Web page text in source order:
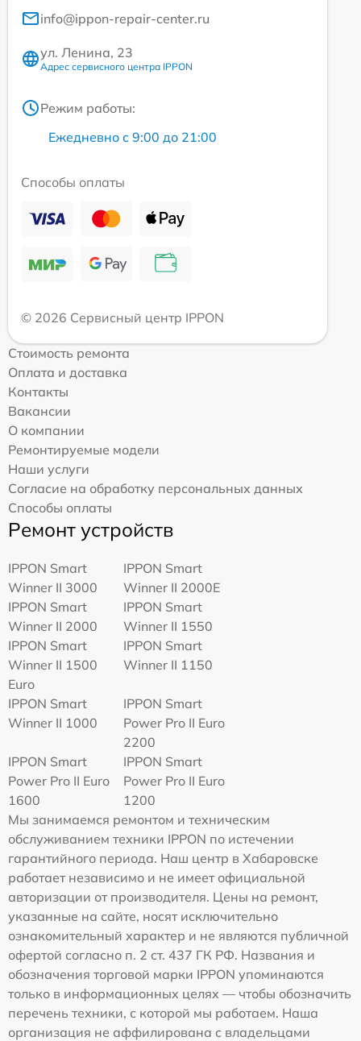
info@ippon-repair-center.ru
ул. Ленина, 23
Адрес сервисного центра IPPON
Режим работы:
Ежедневно с 9:00 до 21:00
Способы оплаты
© 2026 Сервисный центр IPPON
Стоимость ремонта
Оплата и доставка
Контакты
Вакансии
О компании
Ремонтируемые модели
Наши услуги
Согласие на обработку персональных данных
Способы оплаты
Ремонт устройств
IPPON Smart
Winner II 3000
IPPON Smart
Winner II 2000E
IPPON Smart
Winner II 2000
IPPON Smart
Winner II 1550
IPPON Smart
Winner II 1500
Euro
IPPON Smart
Winner II 1150
IPPON Smart
Winner II 1000
IPPON Smart
Power Pro II Euro
2200
IPPON Smart
Power Pro II Euro
1600
IPPON Smart
Power Pro II Euro
1200
Мы занимаемся ремонтом и техническим
обслуживанием техники IPPON по истечении
гарантийного периода. Наш центр в Хабаровске
работает независимо и не имеет официальной
авторизации от производителя. Цены на ремонт,
указанные на сайте, носят исключительно
ознакомительный характер и не являются публичной
офертой согласно п. 2 ст. 437 ГК РФ. Названия и
обозначения торговой марки IPPON упоминаются
только в информационных целях — чтобы обозначить
перечень техники, с которой мы работаем. Наша
организация не аффилирована с владельцами